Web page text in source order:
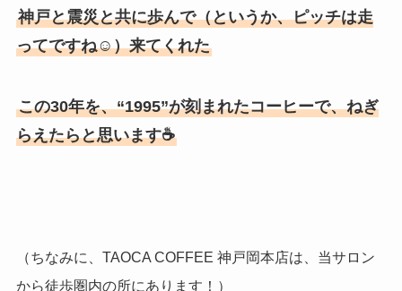
神戸と震災と共に歩んで（というか、ピッチは走
ってですね☺）来てくれた
この30年を、“1995”が刻まれたコーヒーで、ねぎ
らえたらと思います☕
（ちなみに、TAOCA COFFEE 神戸岡本店は、当サロン
から徒歩圏内の所にあります！）